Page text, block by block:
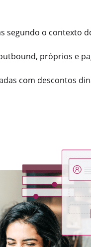
segundo o contexto
próprios e
com descontos